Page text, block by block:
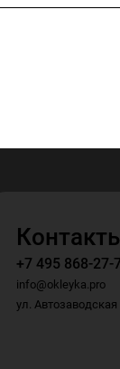
+7 495 868-27-
info@okleyka.pro
ул. Автозаводская